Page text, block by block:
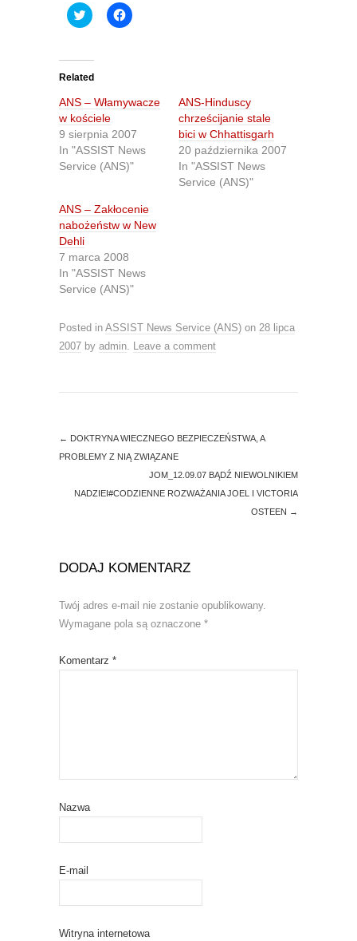
C
l
t
o
a
r
e
o
n
T
w
e
r
(
e
n
i
e
w
w
w
C
l
a
e
o
n
F
a
o
o
k
O
p
e
n
s
n
e
w
w
o
Related
ANS – Włamywacze
w kościele
9 sierpnia 2007
In "ASSIST News
Service (ANS)"
ANS-Hinduscy
chrześcijanie stale
bici w Chhattisgarh
20 października 2007
In "ASSIST News
Service (ANS)"
ANS – Zakłocenie
nabożeństw w New
Dehli
7 marca 2008
In "ASSIST News
Service (ANS)"
Posted in ASSIST News Service (ANS) on 28 lipca
2007 by admin. Leave a comment
← DOKTRYNA WIECZNEGO BEZPIECZEŃSTWA, A
PROBLEMY Z NIĄ ZWIĄZANE
JOM_12.09.07 BĄDŹ NIEWOLNIKIEM
NADZIEI#CODZIENNE ROZWAŻANIA JOEL I VICTORIA
OSTEEN →
DODAJ KOMENTARZ
Twój adres e-mail nie zostanie opublikowany.
Wymagane pola są oznaczone *
Komentarz *
Nazwa
E-mail
Witryna internetowa